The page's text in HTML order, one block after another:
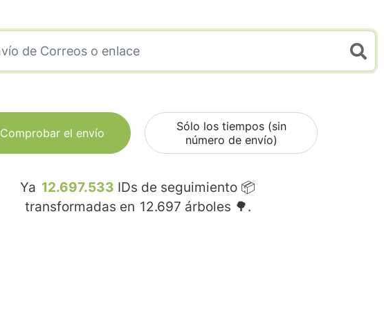
Comprobar el envío
Sólo los tiempos (sin
número de envío)
Ya 12.697.533 IDs de seguimiento 📦
transformadas en 12.697 árboles 🌳.